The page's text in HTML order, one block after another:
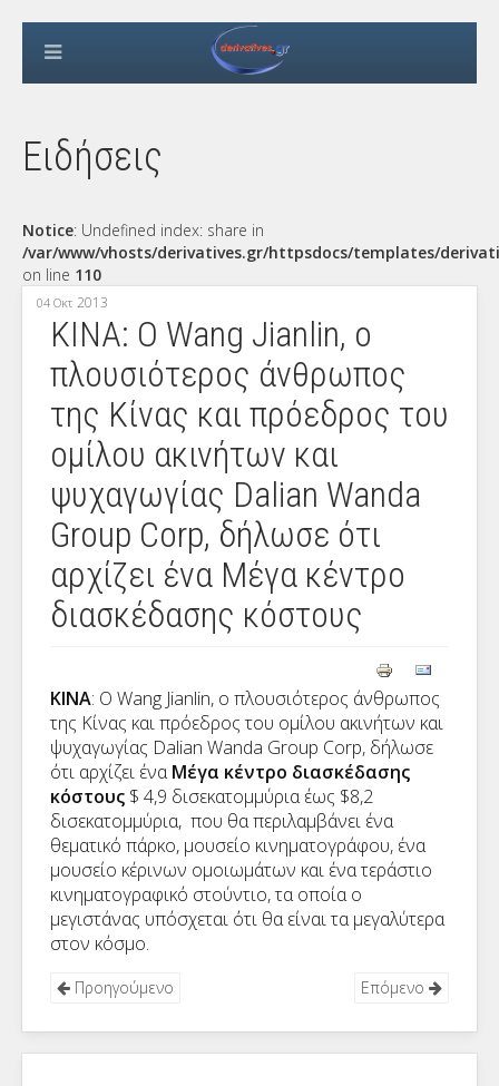
Ειδήσεις
Notice: Undefined index: share in
/var/www/vhosts/derivatives.gr/httpsdocs/templates/
on line 110
04 Οκτ 2013
ΚΙΝΑ: Ο Wang Jianlin, ο
πλουσιότερος άνθρωπος
της Κίνας και πρόεδρος του
ομίλου ακινήτων και
ψυχαγωγίας Dalian Wanda
Group Corp, δήλωσε ότι
αρχίζει ένα Μέγα κέντρο
διασκέδασης κόστους
ΚΙΝΑ: Ο Wang Jianlin, ο πλουσιότερος άνθρωπος
της Κίνας και πρόεδρος του ομίλου ακινήτων και
ψυχαγωγίας Dalian Wanda Group Corp, δήλωσε
ότι αρχίζει έναΜέγα κέντρο διασκέδασης
κόστους $ 4,9 δισεκατομμύρια έως $8,2
δισεκατομμύρια, που θα περιλαμβάνει ένα
θεματικό πάρκο, μουσείο κινηματογράφου, ένα
μουσείο κέρινων ομοιωμάτων και ένα τεράστιο
κινηματογραφικό στούντιο, τα οποία ο
μεγιστάνας υπόσχεται ότι θα είναι τα μεγαλύτερα
στον κόσμο.
Προηγούμενο Επόμενο